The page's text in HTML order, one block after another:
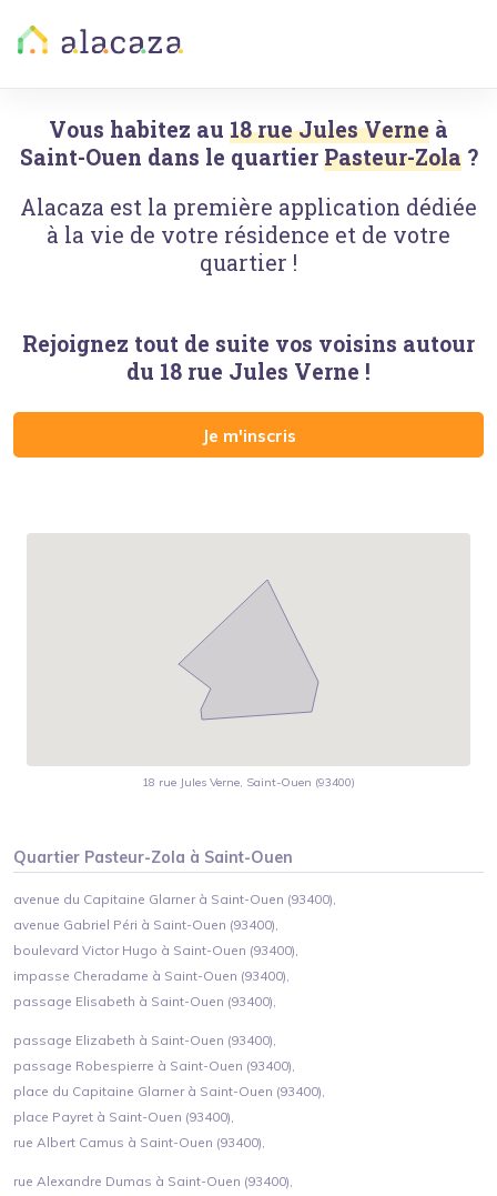
Vous habitez au 18 rue Jules Verne à
Saint-Ouen dans le quartier Pasteur-Zola ?
Alacaza est la première application dédiée
à la vie de votre résidence et de votre
quartier !
Rejoignez tout de suite vos voisins autour
du 18 rue Jules Verne !
Je m'inscris
18 rue Jules Verne, Saint-Ouen (93400)
Quartier Pasteur-Zola à Saint-Ouen
avenue du Capitaine Glarner à Saint-Ouen (93400),
avenue Gabriel Péri à Saint-Ouen (93400),
boulevard Victor Hugo à Saint-Ouen (93400),
impasse Cheradame à Saint-Ouen (93400),
passage Elisabeth à Saint-Ouen (93400),
passage Elizabeth à Saint-Ouen (93400),
passage Robespierre à Saint-Ouen (93400),
place du Capitaine Glarner à Saint-Ouen (93400),
place Payret à Saint-Ouen (93400),
rue Albert Camus à Saint-Ouen (93400),
rue Alexandre Dumas à Saint-Ouen (93400),